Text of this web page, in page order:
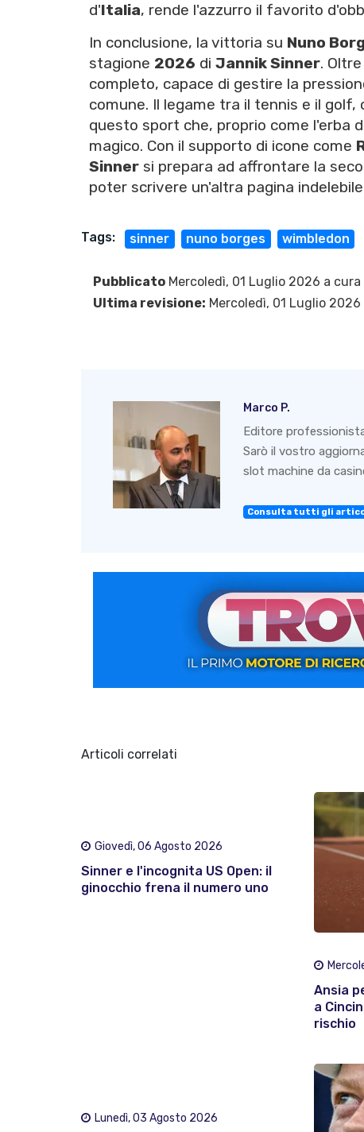
d'Italia, rende l'azzurro il favorito
In conclusione, la vittoria su Nuno
stagione 2026 di Jannik Sinner.
completo, capace di gestire la
comune. Il legame tra il tennis e il
questo sport che, proprio come l'erba
magico. Con il supporto di icone come
Sinner si prepara ad affrontare la
poter scrivere un'altra pagina
Tags: sinner nuno borges wimbledon
Pubblicato Mercoledì, 01 Luglio 2026 a cura
Ultima revisione: Mercoledì, 01 Luglio 2026
Marco P.
Editore
Sarò il vostro
slot machine da
Consulta tutti gli
Articoli correlati
Giovedì, 06 Agosto 2026
Sinner e l'incognita US Open: il
ginocchio frena il numero uno
Ansia
a
rischio
Lunedì, 03 Agosto 2026